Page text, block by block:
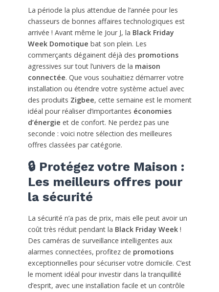
La période la plus attendue de l’année pour les
chasseurs de bonnes affaires technologiques est
arrivée ! Avant même le Jour J, la Black Friday
Week Domotique bat son plein. Les
commerçants dégainent déjà des promotions
agressives sur tout l’univers de la maison
connectée. Que vous souhaitiez démarrer votre
installation ou étendre votre système actuel avec
des produits Zigbee, cette semaine est le moment
idéal pour réaliser d’importantes économies
d’énergie et de confort. Ne perdez pas une
seconde : voici notre sélection des meilleures
offres classées par catégorie.
🔒 Protégez votre Maison :
Les meilleurs offres pour
la sécurité
La sécurité n’a pas de prix, mais elle peut avoir un
coût très réduit pendant la Black Friday Week!
Des caméras de surveillance intelligentes aux
alarmes connectées, profitez de promotions
exceptionnelles pour sécuriser votre domicile. C’est
le moment idéal pour investir dans la tranquillité
d’esprit, avec une installation facile et un contrôle